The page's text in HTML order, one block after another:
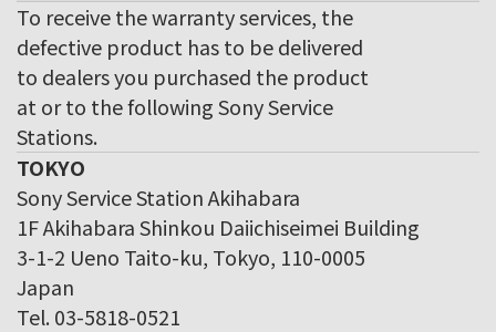
To receive the warranty services, the
defective product has to be delivered
to dealers you purchased the product
at or to the following Sony Service
Stations.
TOKYO
Sony Service Station Akihabara
1F Akihabara Shinkou Daiichiseimei Building
3-1-2 Ueno Taito-ku, Tokyo, 110-0005
Japan
Tel. 03-5818-0521